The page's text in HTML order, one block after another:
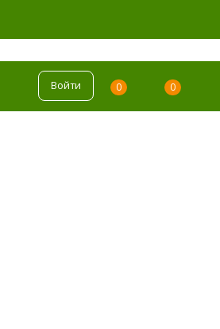
Войти 0 0